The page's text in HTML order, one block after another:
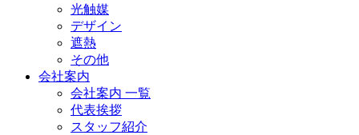
光触媒
デザイン
遮熱
その他
会社案内
会社案内 一覧
代表挨拶
スタッフ紹介